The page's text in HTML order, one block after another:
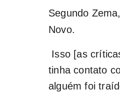
Segundo
Novo.
Isso [as
tinha contato
alguém foi